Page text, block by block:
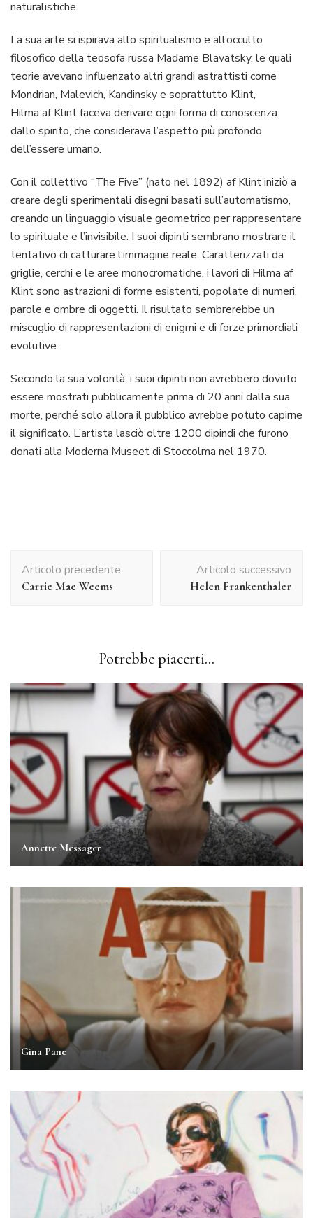
naturalistiche.
La sua arte si ispirava allo spiritualismo e all’occulto
filosofico della teosofa russa Madame Blavatsky, le quali
teorie avevano influenzato altri grandi astrattisti come
Mondrian, Malevich, Kandinsky e soprattutto Klint,
Hilma af Klint faceva derivare ogni forma di conoscenza
dallo spirito, che considerava l’aspetto più profondo
dell’essere umano.
Con il collettivo “The Five” (nato nel 1892) af Klint iniziò a
creare degli sperimentali disegni basati sull’automatismo,
creando un linguaggio visuale geometrico per rappresentare
lo spirituale e l’invisibile. I suoi dipinti sembrano mostrare il
tentativo di catturare l’immagine reale. Caratterizzati da
griglie, cerchi e le aree monocromatiche, i lavori di Hilma af
Klint sono astrazioni di forme esistenti, popolate di numeri,
parole e ombre di oggetti. Il risultato sembrerebbe un
miscuglio di rappresentazioni di enigmi e di forze primordiali
evolutive.
Secondo la sua volontà, i suoi dipinti non avrebbero dovuto
essere mostrati pubblicamente prima di 20 anni dalla sua
morte, perché solo allora il pubblico avrebbe potuto capirne
il significato. L’artista lasciò oltre 1200 dipindi che furono
donati alla Moderna Museet di Stoccolma nel 1970.
articolo
Articolo precedente
Carrie Mae Weems
Articolo successivo
Helen Frankenthaler
Potrebbe piacerti...
Annette Messager
Gina Pane